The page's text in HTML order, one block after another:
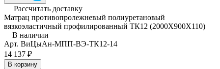
Рассчитать доставку
Матрац противопролежневый полиуретановый
вязкоэластичный профилированный ТК12 (2000Х900Х110)
В наличии
Арт. ВиЦыАн-МПП-ВЭ-ТК12-14
14 137 ₽
В корзину